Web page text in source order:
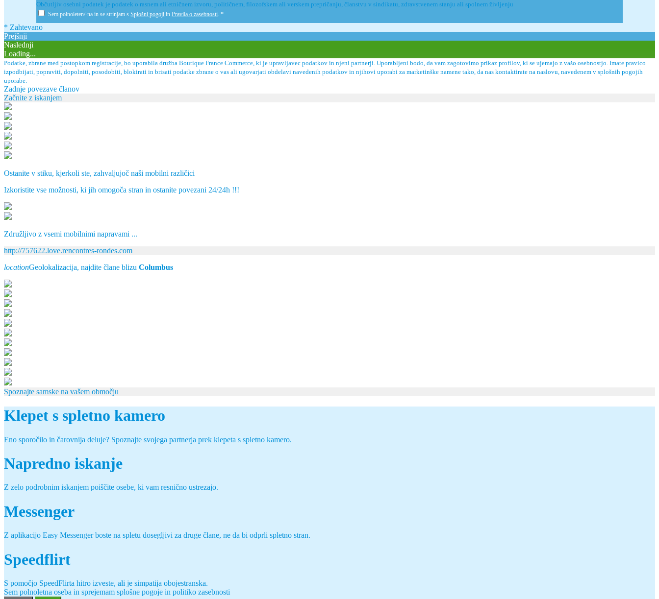
Občutljiv osebni podatek je podatek o rasnem ali etničnem izvoru, političnem, filozofskem ali verskem prepričanju, članstvu v sindikatu, zdravstvenem stanju ali spolnem življenju
Sem polnoleten/-na in se strinjam sSplošni pogoji inPravila o zasebnosti .*
* Zahtevano
Prejšnji
Naslednji
Loading...
Podatke, zbrane med postopkom registracije, bo uporabila družba Boutique France Commerce, ki je upravljavec podatkov in njeni partnerji. Uporabljeni bodo, da vam zagotovimo prikaz profilov, ki se ujemajo z vašo osebnostjo. Imate pravico
izpodbijati, popraviti, dopolniti, posodobiti, blokirati in brisati podatke zbrane o vas ali ugovarjati obdelavi navedenih podatkov in njihovi uporabi za marketinške namene tako, da nas kontaktirate na naslovu, navedenem v splošnih pogojih
uporabe.
Zadnje povezave članov
Začnite z iskanjem
Ostanite v stiku, kjerkoli ste, zahvaljujoč naši mobilni različici
Izkoristite vse možnosti, ki jih omogoča stran in ostanite povezani 24/24h !!!
Združljivo z vsemi mobilnimi napravami ...
http://757622.love.rencontres-rondes.com
locationGeolokalizacija, najdite člane blizu Columbus
Spoznajte samske na vašem območju
Klepet s spletno kamero
Eno sporočilo in čarovnija deluje? Spoznajte svojega partnerja prek klepeta s spletno kamero.
Napredno iskanje
Z zelo podrobnim iskanjem poiščite osebe, ki vam resnično ustrezajo.
Messenger
Z aplikacijo Easy Messenger boste na spletu dosegljivi za druge člane, ne da bi odprli spletno stran.
Speedflirt
S pomočjo SpeedFlirta hitro izveste, ali je simpatija obojestranska.
Sem polnoletna oseba in sprejemam splošne pogoje in politiko zasebnosti